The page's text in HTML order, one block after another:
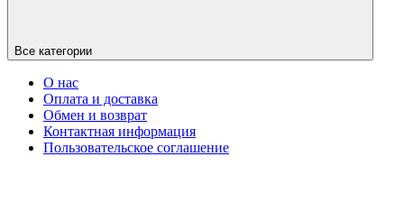
Все категории
О нас
Оплата и доставка
Обмен и возврат
Контактная информация
Пользовательское соглашение